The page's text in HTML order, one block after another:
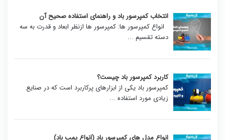
انتخاب کمپرسور باد و راهنمای استفاده صحیح آن
انواع کمپرسور ها: کمپرسور ها ازنظر ابعاد و قدرت به سه
دسته تقسیم ...
کاربرد کمپرسور باد چیست؟
کمپرسور باد یکی از ابزارهای پرکاربرد است که در صنایع
زیادی مورد استفاده ...
انواع مدل های کمپرسور باد (انواع پمپ باد)